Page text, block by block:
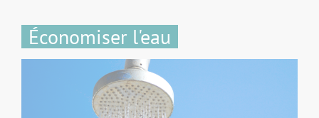
Économiser l'eau